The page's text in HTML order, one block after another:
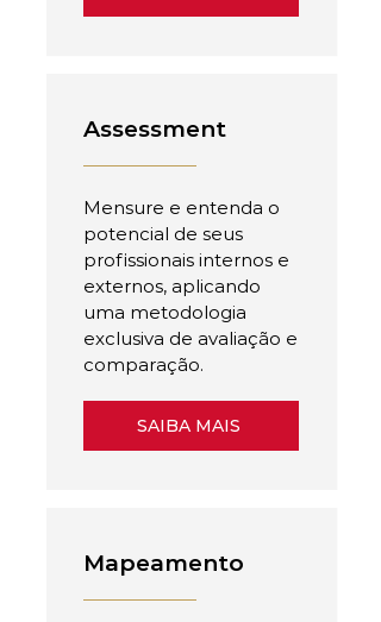
Assessment
Mensure e entenda o
potencial de seus
profissionais internos e
externos, aplicando
uma metodologia
exclusiva de avaliação e
comparação.
SAIBA MAIS
Mapeamento